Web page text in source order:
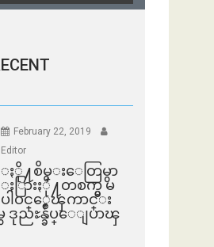
February 22, 2019
Editor
ႏို႔စိမ္းေတြမွာ
ႏြားႏို႔တစက္မွ မ
ပါဝင္ေၾကာင္း
ဒုညႊန္ခ်ဳပ္ေျပာၾ